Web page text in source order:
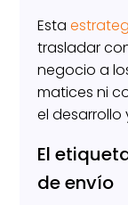
Esta
trasladar
negocio a
matices ni
el desarrollo
El
de envío